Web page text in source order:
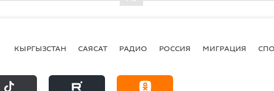
КЫРГЫЗСТАН САЯСАТ РАДИО РОССИЯ МИГРАЦИЯ